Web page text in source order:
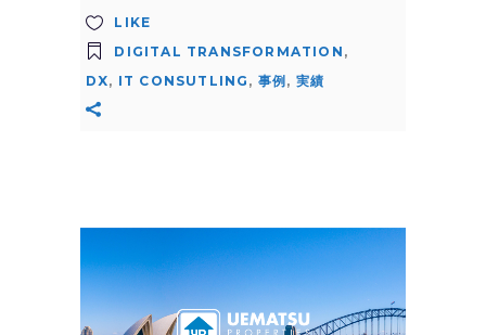
LIKE
DIGITAL TRANSFORMATION ,
DX, IT CONSUTLING , 事例 , 実績